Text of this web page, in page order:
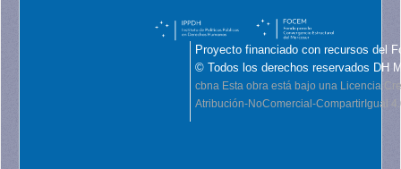
Proyecto financiado con recursos del
© Todos los derechos reservados DH
cbna Esta obra está bajo una Licencia
Atribución-NoComercial-CompartirIgual